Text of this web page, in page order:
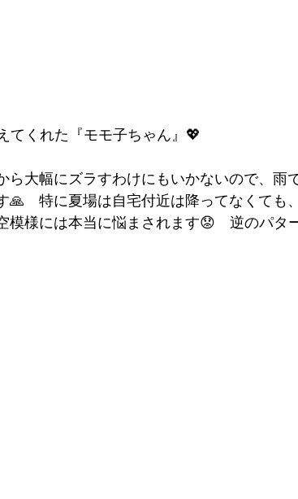
てくれた『モモ子ちゃん』💖
ら大幅にズラすわけにもいかないので、雨
　特に夏場は自宅付近は降ってなくても、
様には本当に悩まされます😟　逆のパタ